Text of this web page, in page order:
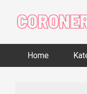
content
Home